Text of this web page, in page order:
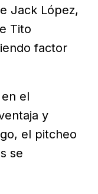
Jack López,
Tito
factor
el
y
el pitcheo
se